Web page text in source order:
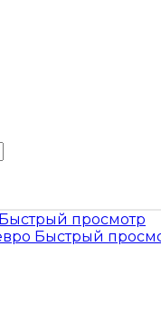
Быстрый просмотр
Быстрый